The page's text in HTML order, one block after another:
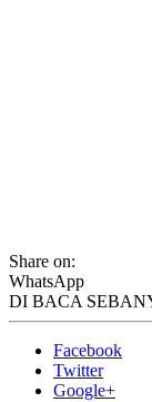
Share on:
WhatsApp
DI BACA
Facebook
Twitter
Google+